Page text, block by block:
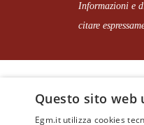
Informazioni e
citare
Questo sito web
Egm.it utilizza cookies